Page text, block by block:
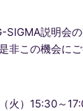
説明会
非この機会にご
）15:30～